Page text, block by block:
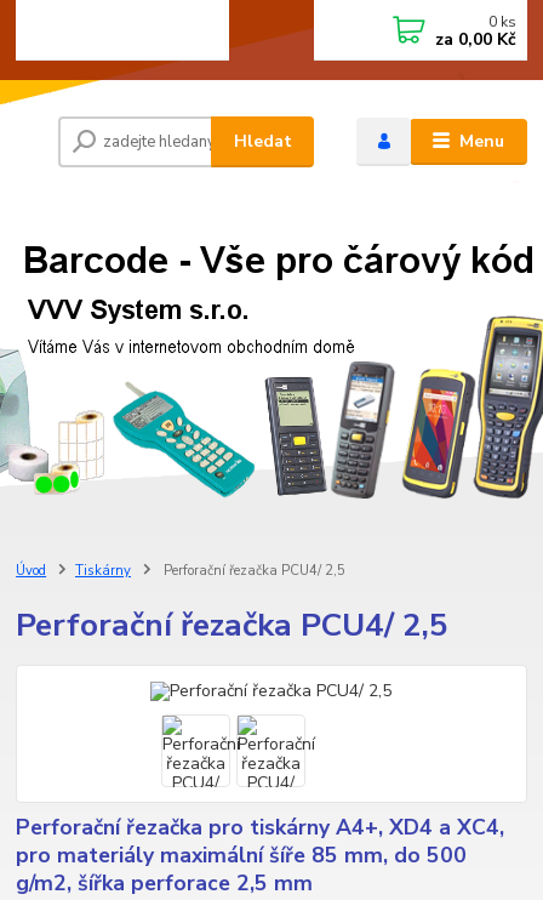
Menu
Hledat
0 ks
za 0,00 Kč
Úvod Tiskárny Perforační řezačka PCU4/ 2,5
Perforační řezačka PCU4/ 2,5
Perforační řezačka pro tiskárny A4+, XD4 a XC4,
pro materiály maximální šíře 85 mm, do 500
g/m2, šířka perforace 2,5 mm